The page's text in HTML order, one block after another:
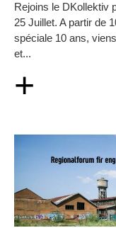
Rejoins le DKollektiv
25 Juillet. A partir de
spéciale 10 ans,
et...
+